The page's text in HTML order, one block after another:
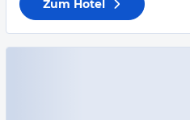
Zum Hotel